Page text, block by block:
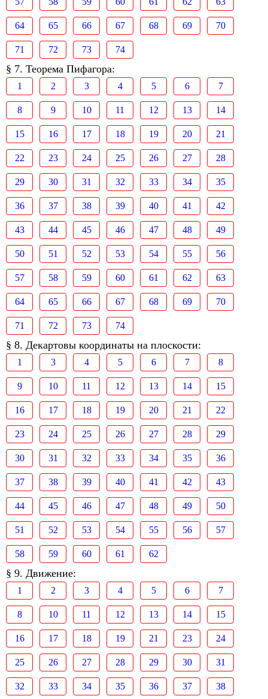
64 65 66 67 68 69 70
71 72 73 74
§ 7. Теорема Пифагора:
1 2 3 4 5 6 7
8 9 10 11 12 13 14
15 16 17 18 19 20 21
22 23 24 25 26 27 28
29 30 31 32 33 34 35
36 37 38 39 40 41 42
43 44 45 46 47 48 49
50 51 52 53 54 55 56
57 58 59 60 61 62 63
64 65 66 67 68 69 70
71 72 73 74
§ 8. Декартовы координаты на плоскости:
1 3 4 5 6 7 8
9 10 11 12 13 14 15
16 17 18 19 20 21 22
23 24 25 26 27 28 29
30 31 32 33 34 35 36
37 38 39 40 41 42 43
44 45 46 47 48 49 50
51 52 53 54 55 56 57
58 59 60 61 62
§ 9. Движение:
1 2 3 4 5 6 7
8 10 11 12 13 14 15
16 17 18 19 21 23 24
25 26 27 28 29 30 31
32 33 34 35 36 37 38